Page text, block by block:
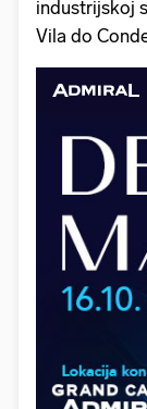
industrijskoj
Vila do